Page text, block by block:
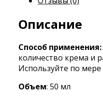
Описание
Способ применения:
количество крема и
Используйте по
Объем: 50 мл